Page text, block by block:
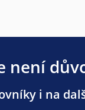
není
i na